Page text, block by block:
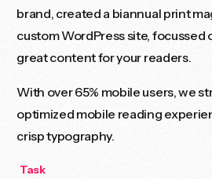
brand, created a biannual print
custom WordPress site, focussed
great content for your readers.
With over 65% mobile users, we
optimized mobile reading
crisp typography.
Task